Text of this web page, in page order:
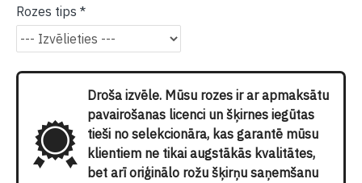
Rozes tips
Droša izvēle. Mūsu rozes ir ar apmaksātu
pavairošanas licenci un šķirnes iegūtas
tieši no selekcionāra, kas garantē mūsu
klientiem ne tikai augstākās kvalitātes,
bet arī oriģinālo rožu šķirņu saņemšanu